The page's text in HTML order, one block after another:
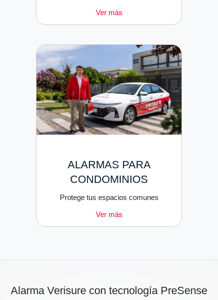
Ver más
ALARMAS PARA
CONDOMINIOS
Protege tus espacios comunes
Ver más
Alarma Verisure con tecnología PreSense